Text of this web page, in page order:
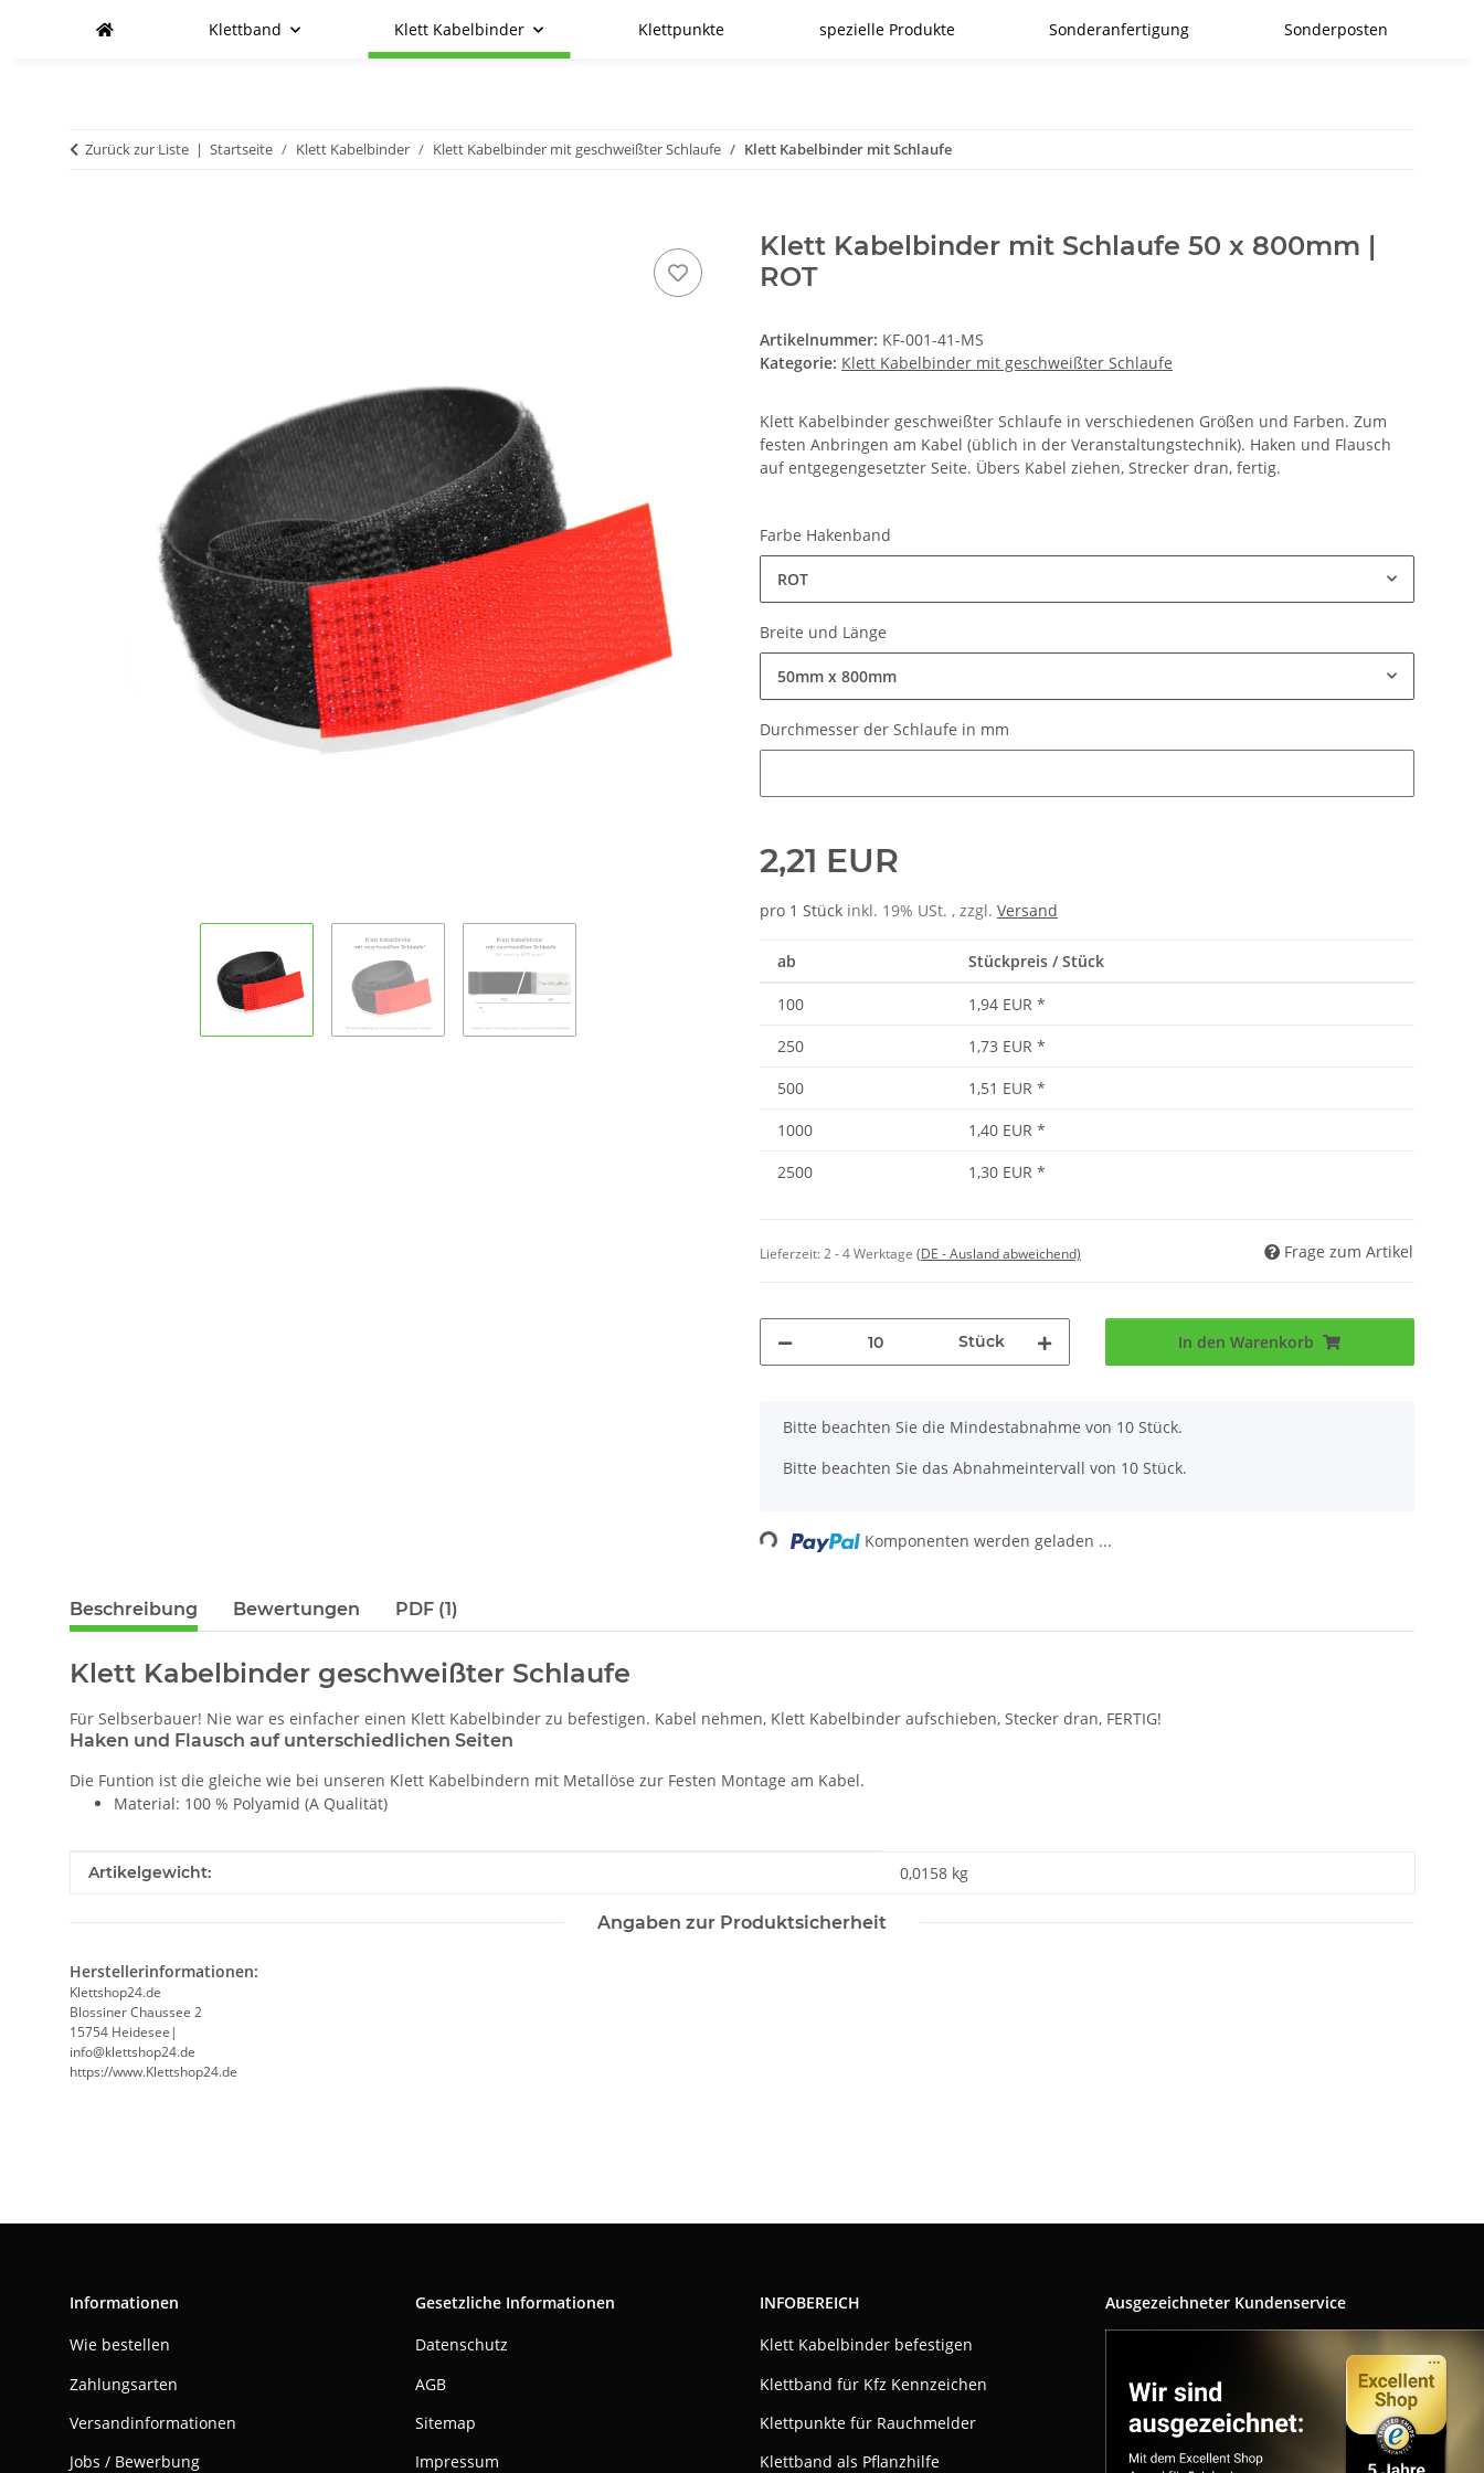
Klettband Klett Kabelbinder Klettpunkte spezielle Produkte Sonderanfertigung Sonderposten
Zurück zur Liste Startseite Klett Kabelbinder Klett Kabelbinder mit geschweißter Schlaufe Klett Kabelbinder mit Schlaufe
Klett Kabelbinder mit Schlaufe 50 x 800mm |
ROT
Artikelnummer: KF-001-41-MS
Kategorie: Klett Kabelbinder mit geschweißter Schlaufe
Klett Kabelbinder geschweißter Schlaufe in verschiedenen Größen und Farben. Zum
festen Anbringen am Kabel (üblich in der Veranstaltungstechnik). Haken und Flausch
auf entgegengesetzter Seite. Übers Kabel ziehen, Strecker dran, fertig.
Farbe Hakenband
ROT
Breite und Länge
50mm x 800mm
Durchmesser der Schlaufe in mm
2,21 EUR
pro 1 Stück inkl. 19% USt. , zzgl. Versand
ab Stückpreis / Stück
100 1,94 EUR *
250
1,73 EUR *
500
1,51 EUR *
1000
1,40 EUR *
2500
1,30 EUR *
Lieferzeit:2 - 4 Werktage (DE - Ausland abweichend) Frage zum Artikel
Stück In den Warenkorb
x
Bitte beachten Sie die Mindestabnahme von 10 Stück.
Bitte beachten Sie das Abnahmeintervall von 10 Stück.
Loading... Komponenten werden geladen ...
Beschreibung Bewertungen PDF (1)
Klett Kabelbinder geschweißter Schlaufe
Für Selbserbauer! Nie war es einfacher einen Klett Kabelbinder zu befestigen. Kabel nehmen, Klett Kabelbinder aufschieben, Stecker dran, FERTIG!
Haken und Flausch auf unterschiedlichen Seiten
Die Funtion ist die gleiche wie bei unseren Klett Kabelbindern mit Metallöse zur Festen Montage am Kabel.
Material: 100 % Polyamid (A Qualität)
Produkteigenschaft
Wert
Artikelgewicht: 0,0158 kg
Angaben zur Produktsicherheit
Herstellerinformationen:
Klettshop24.de
Blossiner Chaussee 2
15754 Heidesee|
info@klettshop24.de
https://www.Klettshop24.de
Informationen
Wie bestellen
Zahlungsarten
Versandinformationen
Jobs / Bewerbung
Gesetzliche Informationen
Datenschutz
AGB
Sitemap
Impressum
INFOBEREICH
Klett Kabelbinder befestigen
Klettband für Kfz Kennzeichen
Klettpunkte für Rauchmelder
Klettband als Pflanzhilfe
Ausgezeichneter Kundenservice